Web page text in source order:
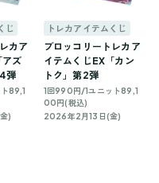
じ
カア
アズ
弾
89,1
)
トレカアイテムくじ
ブロッコリートレカア
イテムくじEX「カン
トク」第2弾
1回990円/1ユニット89,1
00円(税込)
2026年2月13日(金)